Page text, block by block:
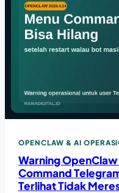
OPENCLAW & AI
Warning
Command
Terlihat Tidak